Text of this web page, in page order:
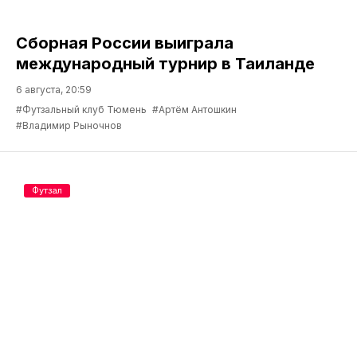
Сборная России выиграла
международный турнир в Таиланде
6 августа, 20:59
#Футзальный клуб Тюмень #Артём Антошкин
#Владимир Рыночнов
Футзал